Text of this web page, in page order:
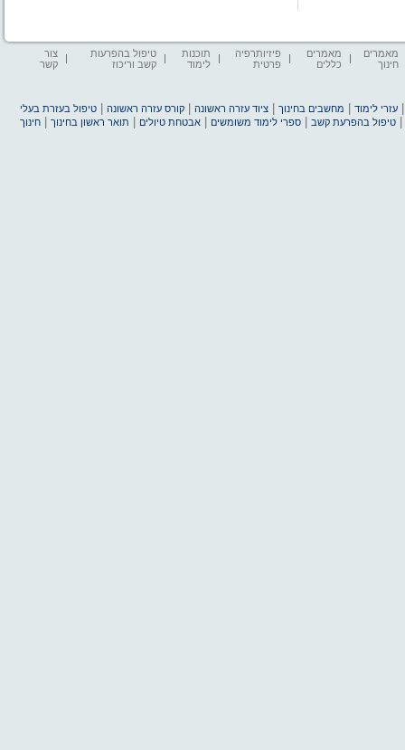
מאמרים
חינוך
מאמרים
כללים
פיזיותרפיה
פרטית
תוכנות
לימוד
טיפול בהפרעות
קשב וריכוז
צור
קשר
עזרי לימוד מחשבים בחינוך |ציוד עזרה ראשונה |קורס עזרה ראשונה |טיפול בעזרת בעלי
|טיפול בהפרעת קשב |ספרי לימוד משומשים |אבטחת טיולים תואר ראשון בחינוך |חינוך